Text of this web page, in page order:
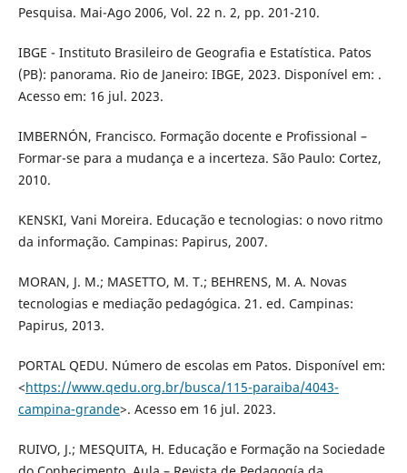
Pesquisa. Mai-Ago 2006, Vol. 22 n. 2, pp. 201-210.
IBGE - Instituto Brasileiro de Geografia e Estatística. Patos
(PB): panorama. Rio de Janeiro: IBGE, 2023. Disponível em: .
Acesso em: 16 jul. 2023.
IMBERNÓN, Francisco. Formação docente e Profissional –
Formar-se para a mudança e a incerteza. São Paulo: Cortez,
2010.
KENSKI, Vani Moreira. Educação e tecnologias: o novo ritmo
da informação. Campinas: Papirus, 2007.
MORAN, J. M.; MASETTO, M. T.; BEHRENS, M. A. Novas
tecnologias e mediação pedagógica. 21. ed. Campinas:
Papirus, 2013.
PORTAL QEDU. Número de escolas em Patos. Disponível em:
<https://www.qedu.org.br/busca/115-paraiba/4043-
campina-grande>. Acesso em 16 jul. 2023.
RUIVO, J.; MESQUITA, H. Educação e Formação na Sociedade